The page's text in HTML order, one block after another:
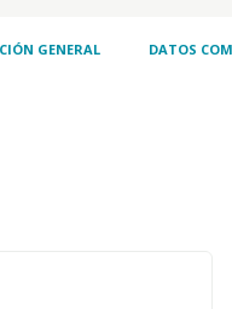
GENERAL DATOS